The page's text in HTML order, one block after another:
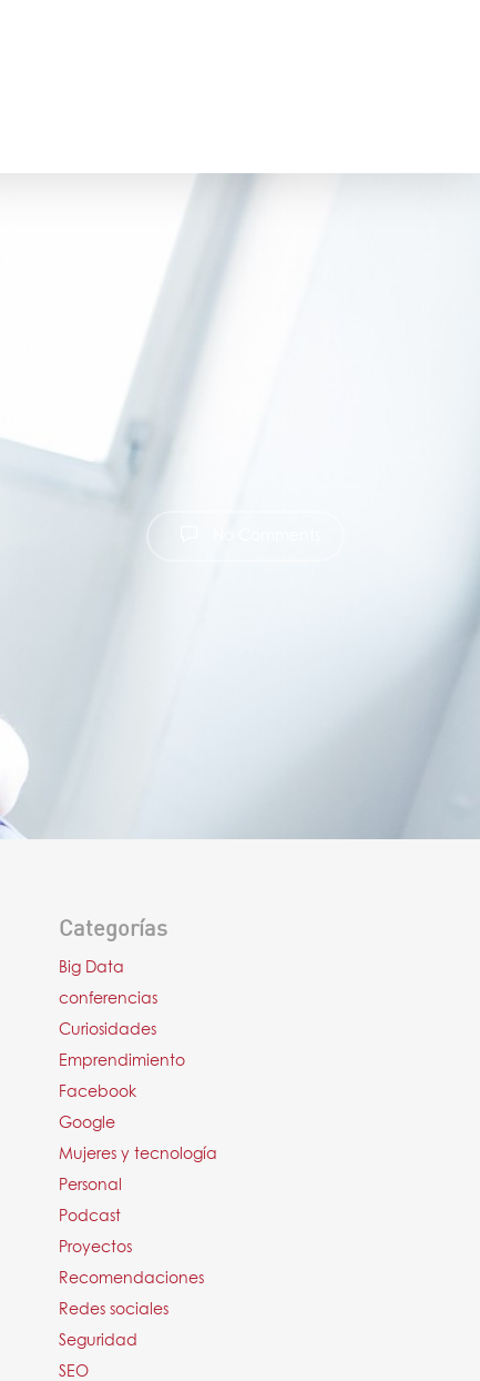
Categorías
Big Data
conferencias
Curiosidades
Emprendimiento
Facebook
Google
Mujeres y tecnología
Personal
Podcast
Proyectos
Recomendaciones
Redes sociales
Seguridad
SEO